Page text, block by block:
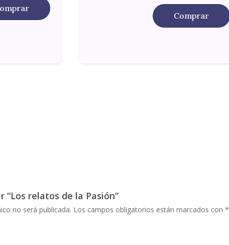
Comprar
“Los relatos de la Pasión”
no será publicada. Los campos obligatorios están marcados con*